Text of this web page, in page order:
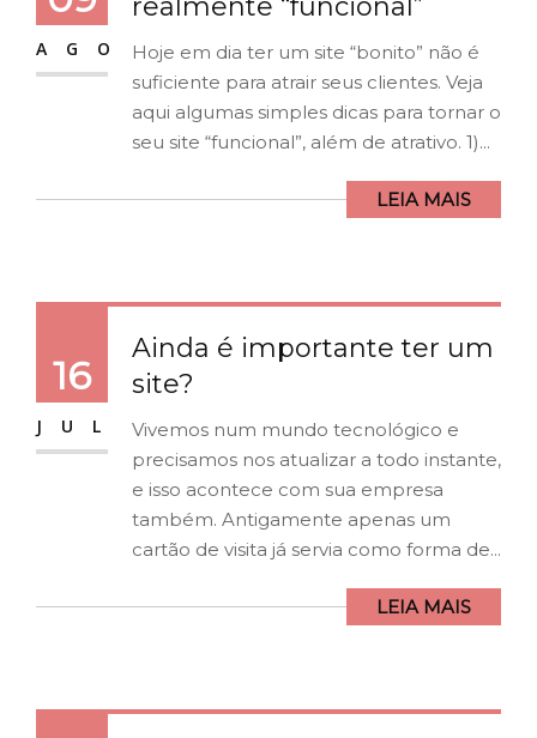
AGO
realmente “funcional”
Hoje em dia ter um site “bonito” não é
suficiente para atrair seus clientes. Veja
aqui algumas simples dicas para tornar o
seu site “funcional”, além de atrativo. 1)...
LEIA MAIS
16
JUL
Ainda é importante ter um
site?
Vivemos num mundo tecnológico e
precisamos nos atualizar a todo instante,
e isso acontece com sua empresa
também. Antigamente apenas um
cartão de visita já servia como forma de...
LEIA MAIS